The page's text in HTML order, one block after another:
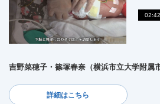
02:42
吉野菜穂子・篠塚春奈（横浜市立大学附属
詳細はこちら